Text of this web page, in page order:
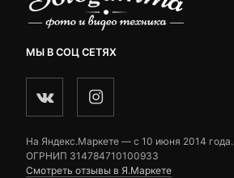
МЫ В СОЦ СЕТЯХ
На Яндекс.Маркете — c 10 июня 2014 года.
ОГРНИП 314784710100933
Смотреть отзывы в Я.Маркете